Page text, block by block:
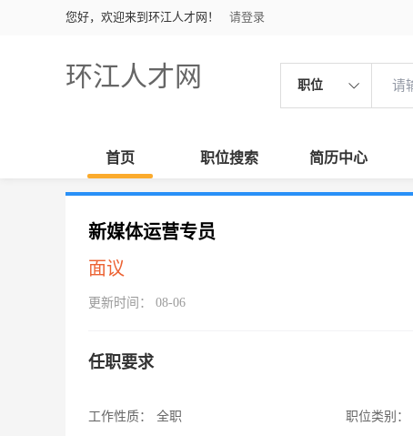
您好，欢迎来到环江人才网！ 请登录
环江人才网 职位
首页 职位搜索 简历中心
新媒体运营专员
面议
更新时间： 08-06
任职要求
工作性质：
全职
职位类别：